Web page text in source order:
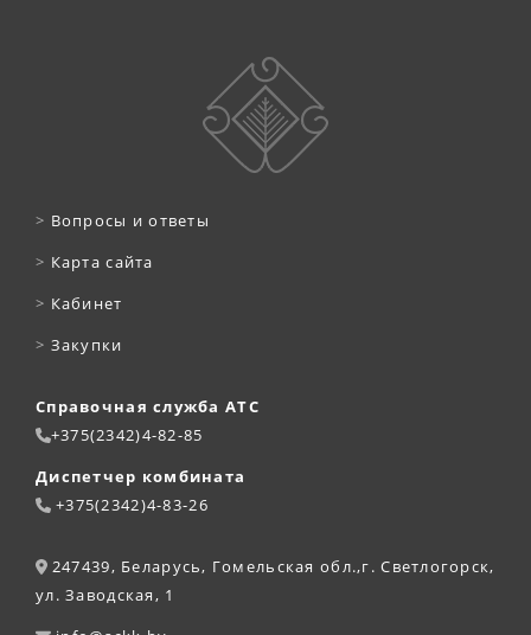
> Вопросы и ответы
> Карта сайта
> Кабинет
> Закупки
Справочная служба АТС
+375(2342)4-82-85
Диспетчер комбината
+375(2342)4-83-26
247439, Беларусь, Гомельская обл.,г. Светлогорск,
ул. Заводская, 1